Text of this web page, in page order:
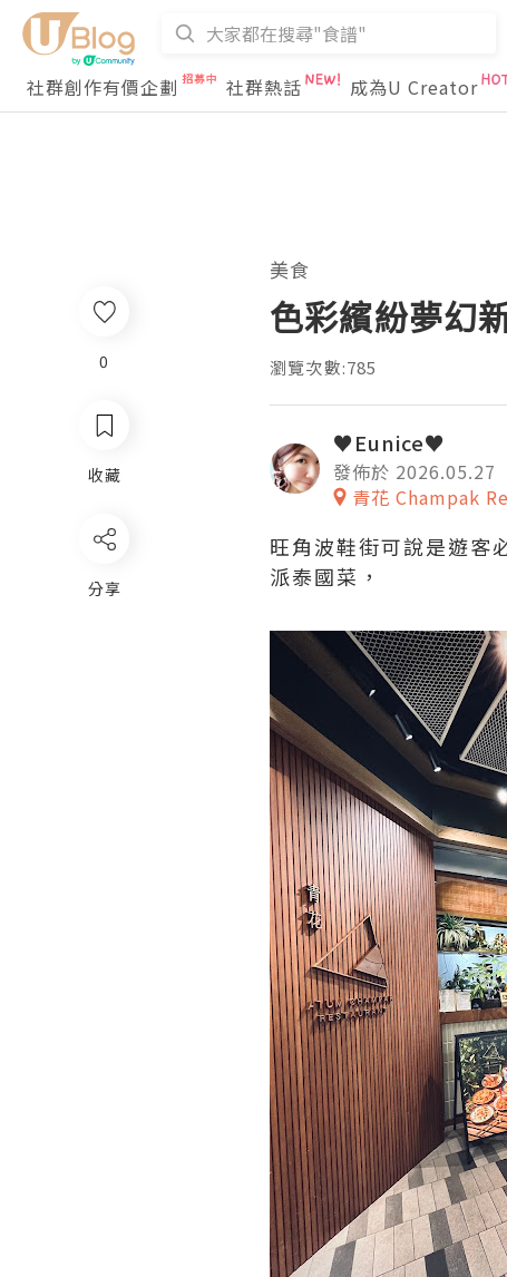
社群創作有價企劃
社群熱話 成為U Creator
0
收藏
分享
美食
色彩繽紛夢幻
瀏覽次數:785
♥Eunice♥
發佈於 2026.05.27
青花 Champak
旺角波鞋街可說是遊客
派泰國菜，